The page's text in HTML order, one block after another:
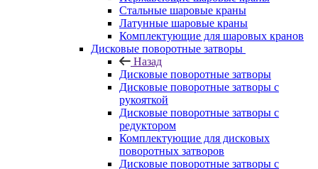
Стальные шаровые краны
Латунные шаровые краны
Комплектующие для шаровых кранов
Дисковые поворотные затворы
Назад
Дисковые поворотные затворы
Дисковые поворотные затворы с
рукояткой
Дисковые поворотные затворы с
редуктором
Комплектующие для дисковых
поворотных затворов
Дисковые поворотные затворы с